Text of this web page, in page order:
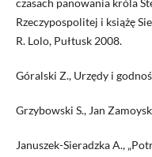
czasach panowania króla
Rzeczypospolitej i książę
R. Lolo, Pułtusk 2008.
Góralski Z., Urzędy i
Grzybowski S., Jan
Januszek-Sieradzka A.,